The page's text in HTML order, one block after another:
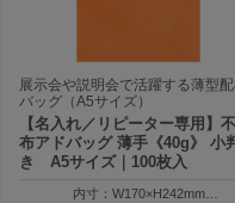
展示会や説明会で活躍する薄型
バッグ（A5サイズ）
【名入れ／リピーター専用】
布アドバッグ 薄手《40g》 小
き A5サイズ｜100枚入
内寸：W170×H242mm